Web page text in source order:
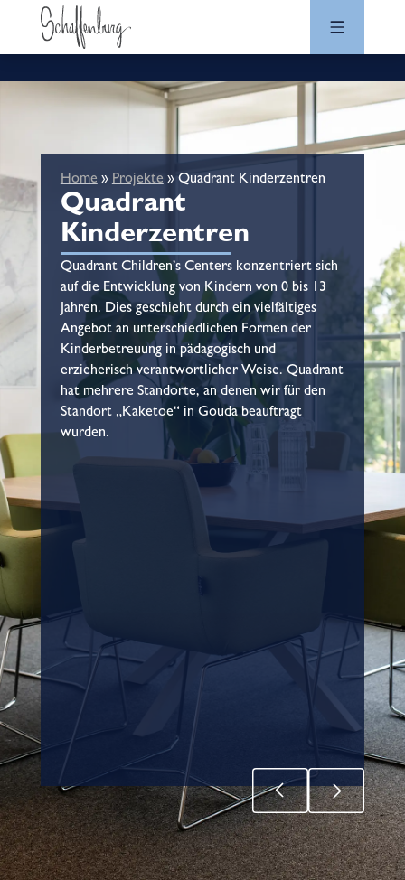
Home » Projekte » Quadrant Kinderzentren
Quadrant
Kinderzentren
Quadrant Children’s Centers konzentriert sich
auf die Entwicklung von Kindern von 0 bis 13
Jahren. Dies geschieht durch ein vielfältiges
Angebot an unterschiedlichen Formen der
Kinderbetreuung in pädagogisch und
erzieherisch verantwortlicher Weise. Quadrant
hat mehrere Standorte, an denen wir für den
Standort „Kaketoe“ in Gouda beauftragt
wurden.